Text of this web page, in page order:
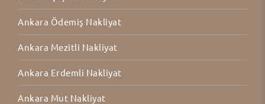
Ankara Ödemiş Nakliyat
Ankara Mezitli Nakliyat
Ankara Erdemli Nakliyat
Ankara Mut Nakliyat